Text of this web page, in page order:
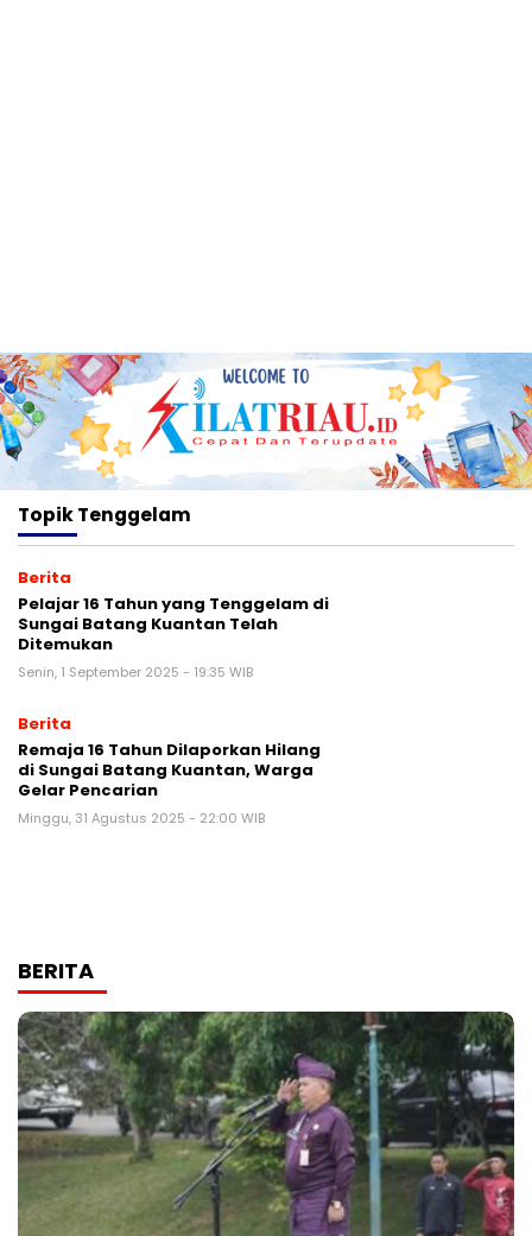
TopikTenggelam
Berita
Pelajar 16 Tahun yang Tenggelam di
Sungai Batang Kuantan Telah
Ditemukan
Senin, 1 September 2025 - 19:35 WIB
Berita
Remaja 16 Tahun Dilaporkan Hilang
di Sungai Batang Kuantan, Warga
Gelar Pencarian
Minggu, 31 Agustus 2025 - 22:00 WIB
BERITA